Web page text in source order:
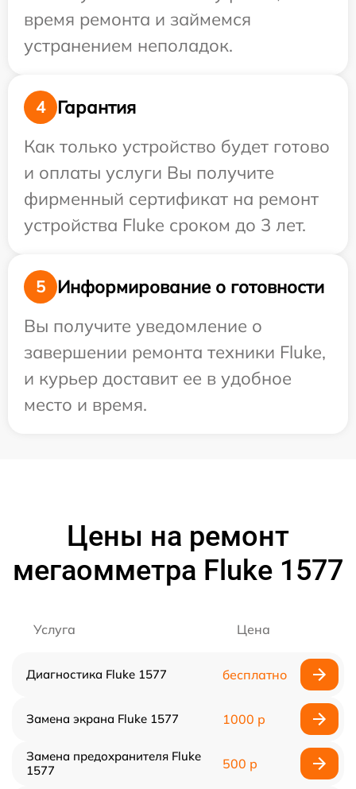
время ремонта и займемся
устранением неполадок.
4
Гарантия
Как только устройство будет готово
и оплаты услуги Вы получите
фирменный сертификат на ремонт
устройства Fluke сроком до 3 лет.
5
Информирование о готовности
Вы получите уведомление о
завершении ремонта техники Fluke,
и курьер доставит ее в удобное
место и время.
Цены на ремонт
мегаомметра Fluke 1577
Услуга Цена
Диагностика Fluke 1577 бесплатно
Замена экрана Fluke 1577 1000 р
Замена предохранителя Fluke
1577
500 р